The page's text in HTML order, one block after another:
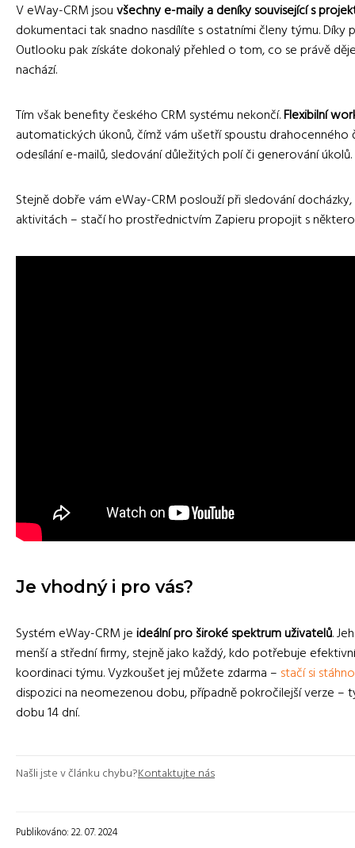
V eWay-CRM jsouvšechny e-maily a deníky související s
dokumentaci tak snadno nasdílíte s ostatními členy týmu. Díky
Outlooku pak získáte dokonalý přehled o tom, co se právě
nachází.
Tím však benefity českého CRM systému nekončí.Flexibilní
automatických úkonů, čímž vám ušetří spoustu drahocenného
odesílání e-mailů, sledování důležitých polí či generování úkolů.
Stejně dobře vám eWay-CRM poslouží při sledování
aktivitách – stačí ho prostřednictvím Zapieru propojit s
Je vhodný i pro vás?
Systém eWay-CRM jeideální pro široké spektrum uživatelů.
menší a střední firmy, stejně jako každý, kdo potřebuje
koordinaci týmu. Vyzkoušet jej můžete zdarma – stačí si
dispozici na neomezenou dobu, případně pokročilejší verze –
dobu 14 dní.
Našli jste v článku chybu?Kontaktujte nás
Publikováno: 22. 07. 2024